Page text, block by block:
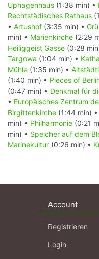
Uphagenhaus (1:38 min) •
Rechtstädisches Rathaus
• Artushof (3:35 min) •
min) • Marienkirche (2:29
Heiliggeist Gasse (0:28
Targowa (1:04 min) •
Mühle (1:35 min) •
(1:40 min) • Pieces of
(0:47 min) • Denkmal für
• Europäisches Zentrum
Birgittenkirche (1:44 min) •
min) • Philharmonie (0:21
min) • Speicher auf dem
Marinekultur (0:26 min) •
Account
Registrieren
Login